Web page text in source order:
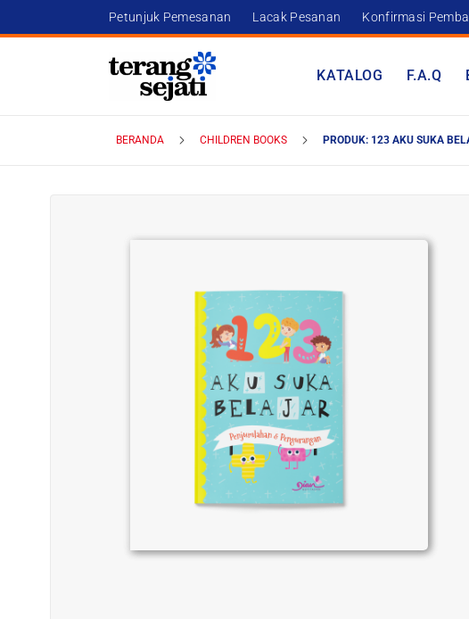
Petunjuk Pemesanan Lacak Pesanan Konfirmasi
KATALOG F.A.Q
BERANDA CHILDREN BOOKS PRODUK: 123 AKU SUKA